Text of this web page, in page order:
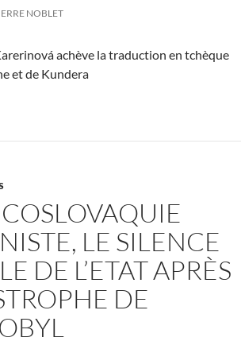
NOBLET
achève la traduction en tchèque
et de Kundera
LE SILENCE
DE L’ETAT APRÈS
DE